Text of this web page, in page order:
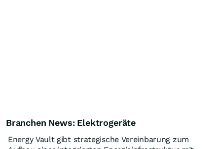
Branchen News: Elektrogeräte
Energy Vault gibt strategische Vereinbarung zum